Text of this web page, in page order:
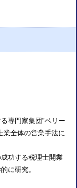
専門家集団”ベリー
業全体の営業手法に
功する税理士開業
に研究。